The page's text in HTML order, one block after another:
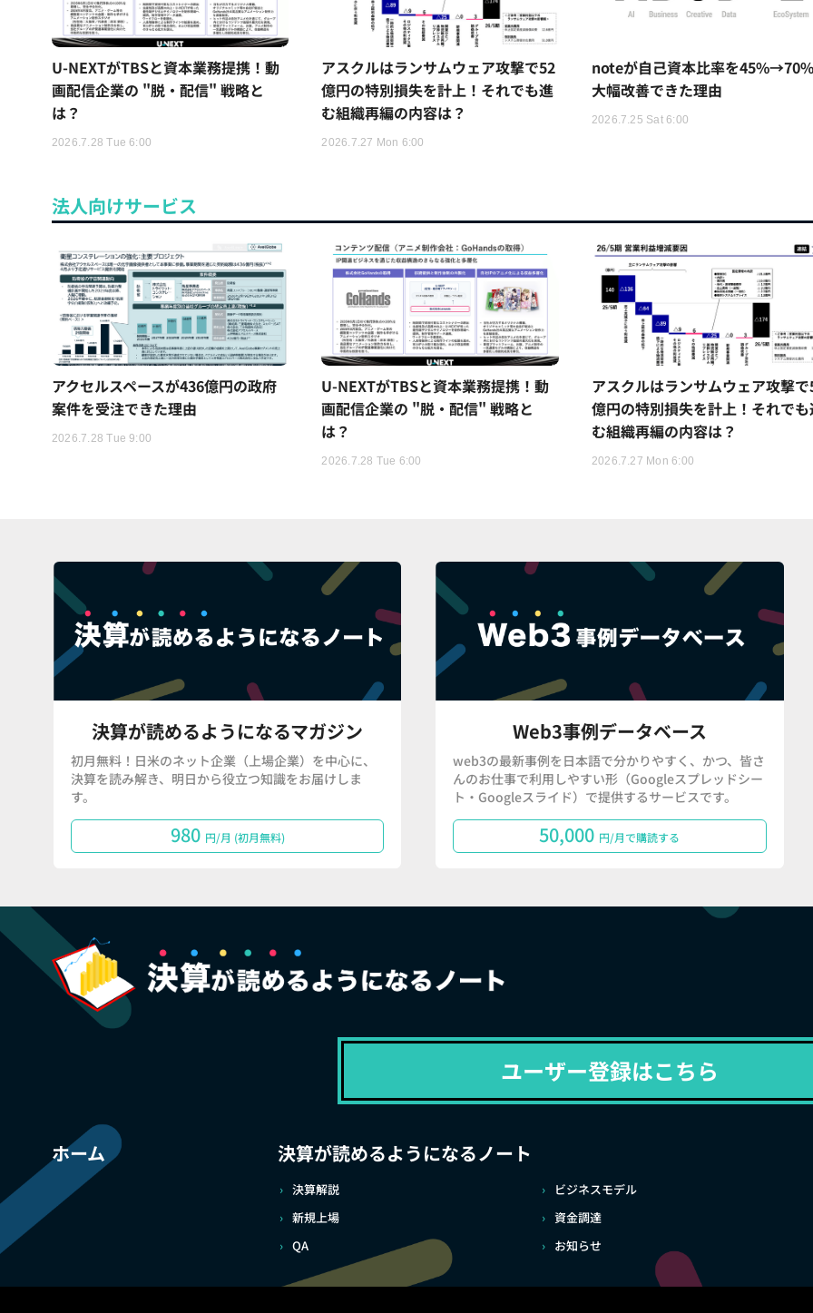
U-NEXTがTBSと資本業務提携！動
画配信企業の "脱・配信" 戦略と
は？
2026.7.28 Tue 6:00
アスクルはランサムウェア攻撃で52
億円の特別損失を計上！それでも進
む組織再編の内容は？
2026.7.27 Mon 6:00
noteが自己資本比率を
大幅改善できた理由
2026.7.25 Sat 6:00
法人向けサービス
アクセルスペースが436億円の政府
案件を受注できた理由
2026.7.28 Tue 9:00
U-NEXTがTBSと資本業務提携！動
画配信企業の "脱・配信" 戦略と
は？
2026.7.28 Tue 6:00
アスクルはランサムウェア攻撃
億円の特別損失を計上！それでも
む組織再編の内容は？
2026.7.27 Mon 6:00
決算が読めるようになるマガジン
初月無料！日米のネット企業（上場企業）を中心に、
決算を読み解き、明日から役立つ知識をお届けしま
す。
980 円/月 (初月無料)
Web3事例データベース
web3の最新事例を日本語で分かりやすく、かつ、皆さ
んのお仕事で利用しやすい形（Googleスプレッドシー
ト・Googleスライド）で提供するサービスです。
50,000 円/月で購読する
ユーザー登録はこちら
ホーム 決算が読めるようになるノート
決算解説
ビジネスモデル
新規上場
資金調達
QA
お知らせ